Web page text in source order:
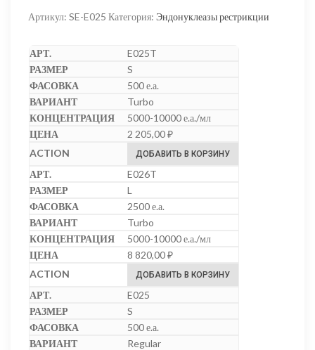
Артикул: SE-E025 Категория: Эндонуклеазы рестрикции
E025T
S
500 е.а.
Turbo
5000-10000 е.а./мл
2 205,00₽
ДОБАВИТЬ В КОРЗИНУ
E026T
L
2500 е.а.
Turbo
5000-10000 е.а./мл
8 820,00₽
ДОБАВИТЬ В КОРЗИНУ
E025
S
500 е.а.
Regular